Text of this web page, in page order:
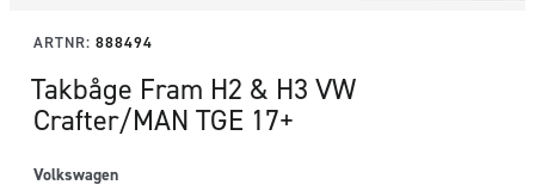
ARTNR: 888494
Takbåge Fram H2 & H3 VW
Crafter/MAN TGE 17+
Volkswagen